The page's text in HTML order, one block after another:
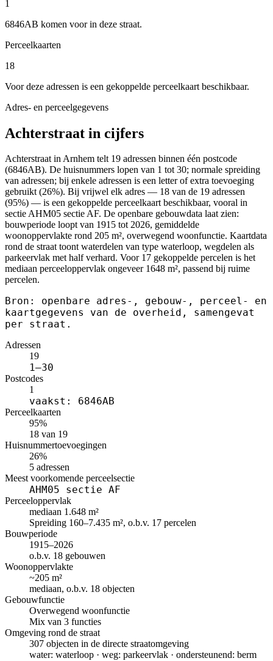
1
6846AB komen voor in deze straat.
Perceelkaarten
18
Voor deze adressen is een gekoppelde perceelkaart beschikbaar.
Adres- en perceelgegevens
Achterstraat in cijfers
Achterstraat in Arnhem telt 19 adressen binnen één postcode
(6846AB). De huisnummers lopen van 1 tot 30; normale spreiding
van adressen; bij enkele adressen is een letter of extra toevoeging
gebruikt (26%). Bij vrijwel elk adres — 18 van de 19 adressen
(95%) — is een gekoppelde perceelkaart beschikbaar, vooral in
sectie AHM05 sectie AF. De openbare gebouwdata laat zien:
bouwperiode loopt van 1915 tot 2026, gemiddelde
woonoppervlakte rond 205 m², overwegend woonfunctie. Kaartdata
rond de straat toont waterdelen van type waterloop, wegdelen als
parkeervlak met half verhard. Voor 17 gekoppelde percelen is het
mediaan perceeloppervlak ongeveer 1648 m², passend bij ruime
percelen.
Bron: openbare adres-, gebouw-, perceel- en
kaartgegevens van de overheid, samengevat
per straat.
Adressen
19
1–30
Postcodes
1
vaakst: 6846AB
Perceelkaarten
95%
18 van 19
Huisnummertoevoegingen
26%
5 adressen
Meest voorkomende perceelsectie
AHM05 sectie AF
Perceeloppervlak
mediaan 1.648 m²
Spreiding 160–7.435 m², o.b.v. 17 percelen
Bouwperiode
1915–2026
o.b.v. 18 gebouwen
Woonoppervlakte
~205 m²
mediaan, o.b.v. 18 objecten
Gebouwfunctie
Overwegend woonfunctie
Mix van 3 functies
Omgeving rond de straat
307 objecten in de directe straatomgeving
water: waterloop · weg: parkeervlak · ondersteunend: berm